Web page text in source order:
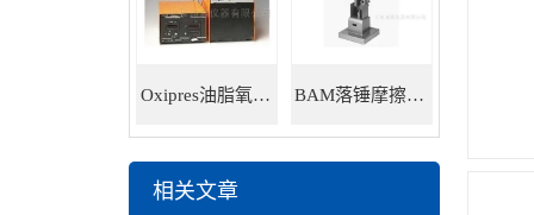
Oxipres油脂氧化稳定性仪 BAM落锤摩擦感度仪
相关文章